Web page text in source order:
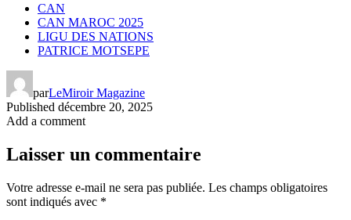
CAN
CAN MAROC 2025
LIGU DES NATIONS
PATRICE MOTSEPE
parLeMiroir Magazine
Published décembre 20, 2025
Add a comment
Laisser un commentaire
Votre adresse e-mail ne sera pas publiée. Les champs obligatoires
sont indiqués avec *